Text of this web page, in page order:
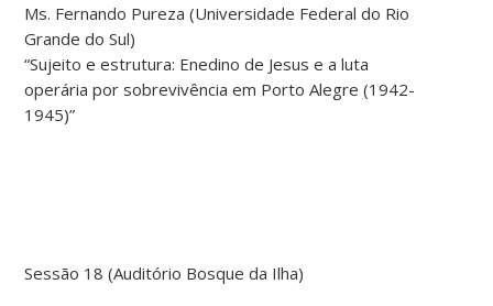
Ms. Fernando Pureza (Universidade Federal do Rio
Grande do Sul)
“Sujeito e estrutura: Enedino de Jesus e a luta
operária por sobrevivência em Porto Alegre (1942-
1945)”
Sessão 18 (Auditório Bosque da Ilha)